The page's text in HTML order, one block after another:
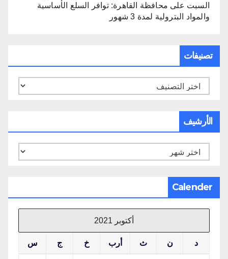
السبت على محافظة القاهرة: توافر السلع الأساسية
والمواد البترولية لمدة 3 شهور
تصنيفات
تصنيفات
الأرشيف
الأرشيف
Calender
أكتوبر 2021
د ن ث أرب خ ج س